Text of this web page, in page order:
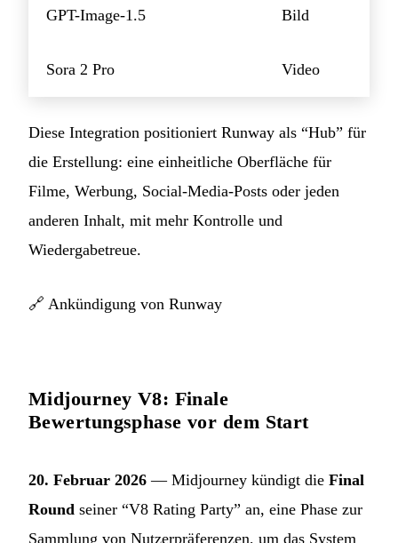
GPT-Image-1.5 Bild
Sora 2 Pro Video
Diese Integration positioniert Runway als “Hub” für
die Erstellung: eine einheitliche Oberfläche für
Filme, Werbung, Social-Media-Posts oder jeden
anderen Inhalt, mit mehr Kontrolle und
Wiedergabetreue.
🔗 Ankündigung von Runway
Midjourney V8: Finale
Bewertungsphase vor dem Start
20. Februar 2026 — Midjourney kündigt die Final
Round seiner “V8 Rating Party” an, eine Phase zur
Sammlung von Nutzerpräferenzen, um das System